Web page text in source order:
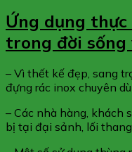
Ứng dụng
trong đời sống
– Vì thết kế đẹp, sang
đựng rác inox chuyên
– Các nhà hàng, khách
bị tại đại sảnh, lối